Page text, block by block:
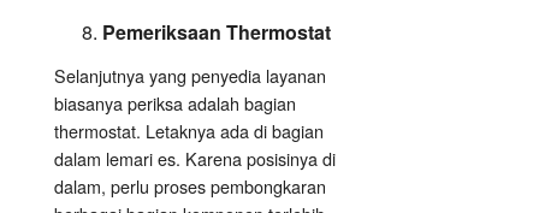
Pemeriksaan Thermostat
Selanjutnya yang penyedia layanan
biasanya periksa adalah bagian
thermostat. Letaknya ada di bagian
dalam lemari es. Karena posisinya di
dalam, perlu proses pembongkaran